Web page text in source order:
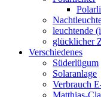
leuchtende
glücklicher
Verschiedenes
Süderlügum
Solaranlage
Verbrauch
Matthias-